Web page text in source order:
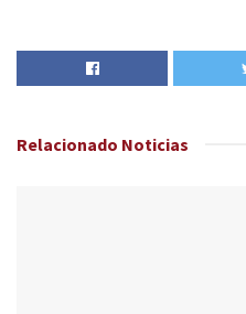
Relacionado Noticias